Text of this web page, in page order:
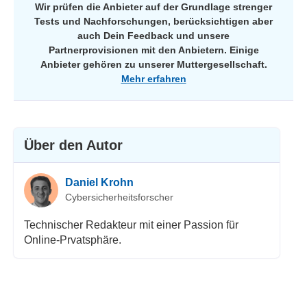
Wir prüfen die Anbieter auf der Grundlage strenger
Tests und Nachforschungen, berücksichtigen aber
auch Dein Feedback und unsere
Partnerprovisionen mit den Anbietern. Einige
Anbieter gehören zu unserer Muttergesellschaft.
Mehr erfahren
Über den Autor
Daniel Krohn
Cybersicherheitsforscher
Technischer Redakteur mit einer Passion für
Online-Prvatsphäre.